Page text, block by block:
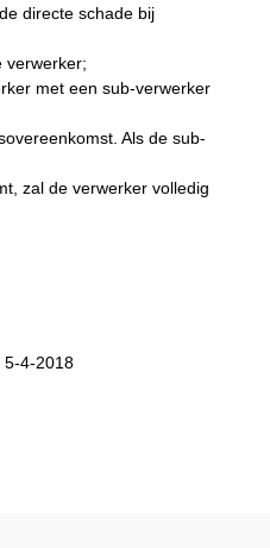
directe schade bij
verwerker;
met een sub-verwerker
Als de sub-
zal de verwerker volledig
5-4-2018